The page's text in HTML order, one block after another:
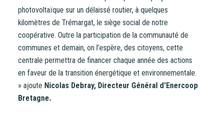
photovoltaïque sur un délaissé routier, à quelques
kilomètres de Trémargat, le siège social de notre
coopérative. Outre la participation de la communauté de
communes et demain, on l’espère, des citoyens, cette
centrale permettra de financer chaque année des actions
en faveur de la transition énergétique et environnementale.
» ajoute Nicolas Debray, Directeur Général d’Enercoop
Bretagne.